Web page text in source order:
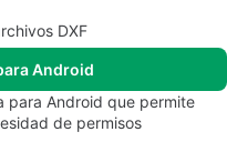
DXF
Android
para Android que permite
de permisos